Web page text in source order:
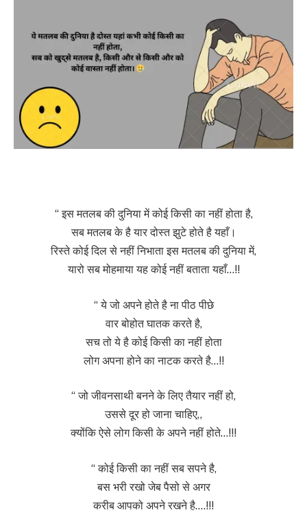
“ इस मतलब की दुनिया में कोई किसी का नहीं होता है,
सब मतलब के है यार दोस्त झुटे होते है यहाँ।
रिस्ते कोई दिल से नहीं निभाता इस मतलब की दुनिया में,
यारो सब मोहमाया यह कोई नहीं बताता यहाँ…!!
“ ये जो अपने होते है ना पीठ पीछे
वार बोहोत घातक करते है,
सच तो ये है कोई किसी का नहीं होता
लोग अपना होने का नाटक करते है…!!
“ जो जीवनसाथी बनने के लिए तैयार नहीं हो,
उससे दूर हो जाना चाहिए,,
क्योंकि ऐसे लोग किसी के अपने नहीं होते…!!!
“ कोई किसी का नहीं सब सपने है,
बस भरी रखो जेब पैसो से अगर
करीब आपको अपने रखने है….!!!